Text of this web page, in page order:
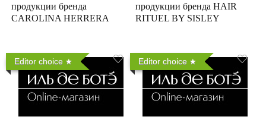
продукции бренда
CAROLINA HERRERA
продукции бренда HAIR
RITUEL BY SISLEY
Editor choice Editor choice